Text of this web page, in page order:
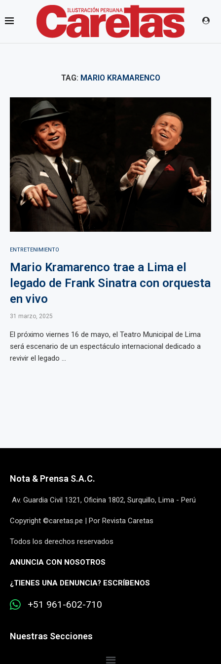
TAG: MARIO KRAMARENCO
ENTRETENIMIENTO
Mario Kramarenco trae a Lima el
legado de Frank Sinatra con orquesta
en vivo
31 marzo, 2025
El próximo viernes 16 de mayo, el Teatro Municipal de Lima
será escenario de un espectáculo internacional dedicado a
revivir el legado ...
Nota & Prensa S.A.C.
Av. Guardia Civil 1321, Oficina 1802, Surquillo, Lima - Perú
Copyright ©caretas.pe | Por Revista Caretas
Todos los derechos reservados
ANUNCIA CON NOSOTROS
¿TIENES UNA DENUNCIA? ESCRÍBENOS
+51 961-602-710
Nuestras Secciones